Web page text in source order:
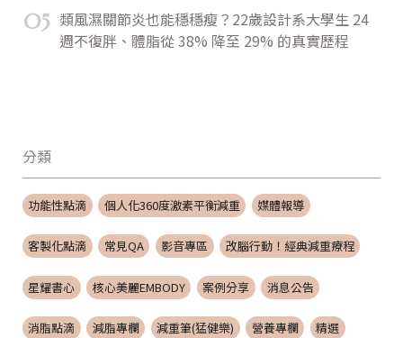
05 類風濕關節炎也能穩穩瘦？22歲設計系大學生 24
週不復胖、體脂從 38% 降至 29% 的真實歷程
分類
功能性點滴 個人化360度激素平衡減重 媒體報導
客製化點滴 常見QA 影音專區 改腦行動！經典減重療程
星耀書心 核心美麗EMBODY 案例分享 消息公告
消脂點滴 減脂專欄 減重筆(猛健樂) 營養專欄 精選